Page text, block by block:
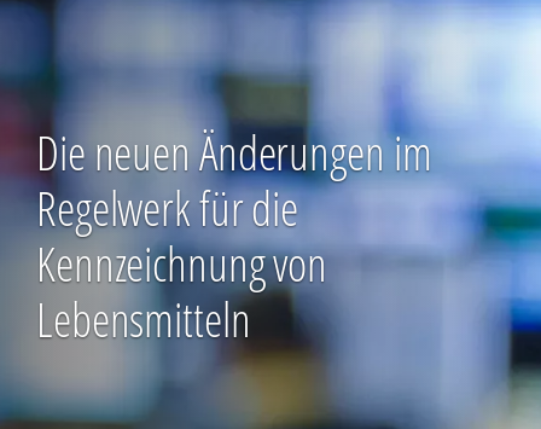
Die neuen Änderungen im
Regelwerk für die
Kennzeichnung von
Lebensmitteln